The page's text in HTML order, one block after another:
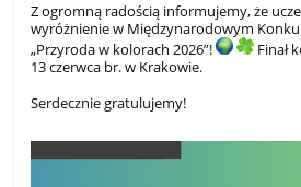
Z ogromną radością informujemy, że
wyróżnienie w Międzynarodowym
„Przyroda w kolorach 2026”!
Finał
13 czerwca br. w Krakowie.
Serdecznie gratulujemy!